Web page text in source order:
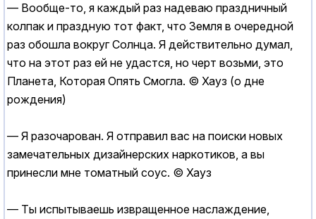
— Вообще-то, я каждый раз надеваю праздничный
колпак и праздную тот факт, что Земля в очередной
раз обошла вокруг Солнца. Я действительно думал,
что на этот раз ей не удастся, но черт возьми, это
Планета, Которая Опять Смогла. © Хауз (о дне
рождения)
— Я разочарован. Я отправил вас на поиски новых
замечательных дизайнерских наркотиков, а вы
принесли мне томатный соус. © Хауз
— Ты испытываешь извращенное наслаждение,